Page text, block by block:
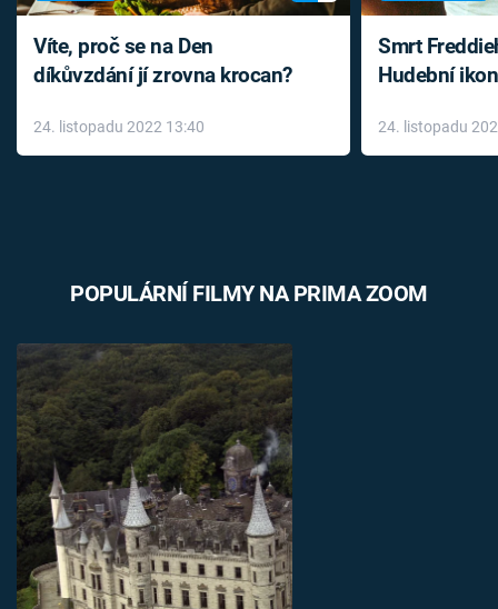
Víte, proč se na Den
díkůvzdání jí zrovna krocan?
24. listopadu 2022 13:40
Smrt
Hudební
léky
24. listopadu
POPULÁRNÍ FILMY NA PRIMA ZOOM